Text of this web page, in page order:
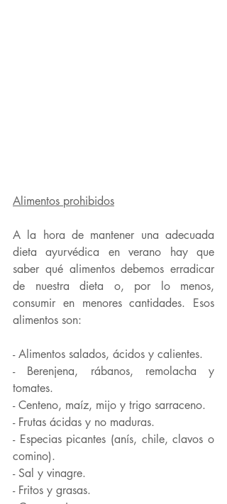
Alimentos prohibidos
A la hora de mantener una adecuada
dieta ayurvédica en verano hay que
saber qué alimentos debemos erradicar
de nuestra dieta o, por lo menos,
consumir en menores cantidades. Esos
alimentos son:
- Alimentos salados, ácidos y calientes.
- Berenjena, rábanos, remolacha y
tomates.
- Centeno, maíz, mijo y trigo sarraceno.
- Frutas ácidas y no maduras.
- Especias picantes (anís, chile, clavos o
comino).
- Sal y vinagre.
- Fritos y grasas.